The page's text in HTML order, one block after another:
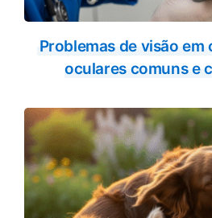
Problemas de visão em
oculares comuns e